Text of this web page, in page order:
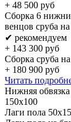
+ 48 500 руб
Сборка 6
венцов сруба
✔ рекомендуем
+ 143 300 руб
Сборка сруба
+ 180 900 руб
Читать
Нижняя
150x100
Лаги пола